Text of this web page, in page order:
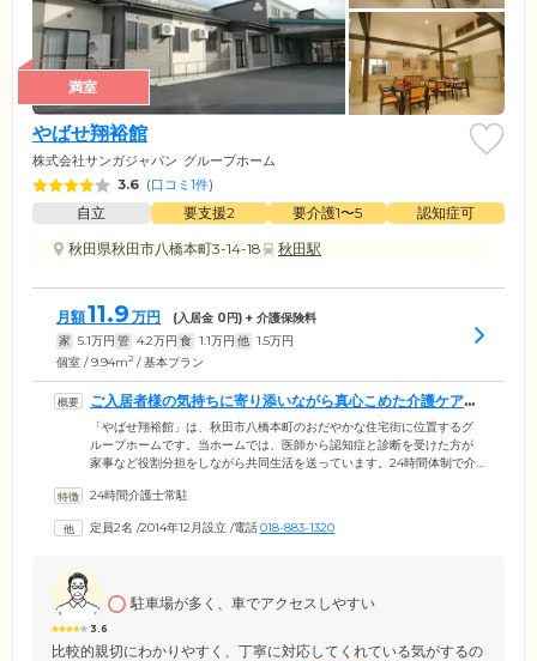
満室
やばせ翔裕館
株式会社サンガジャパン グループホーム
3.6 (口コミ1件)
自立 要支援2 要介護1〜5
認知症可
秋田県秋田市八橋本町3-14-18
秋田駅
月額11.9 万円 (入居金 0円) + 介護保険料
家 5.1万円 管 4.2万円 食 1.1万円 他 1.5万円
個室 / 9.94m2 / 基本プラン
ご入居者様の気持ちに寄り添いながら真心こめた介護ケアを
お届けします
「やばせ翔裕館」は、秋田市八橋本町のおだやかな住宅街に位置するグ
ループホームです。当ホームでは、医師から認知症と診断を受けた方が
家事など役割分担をしながら共同生活を送っています。24時間体制で介
しています、また、日中は看護師が常駐しており、日々のバイタルチェ
力医療機関とも連携が取れており、安心して生活が送れます。当ホーム
24時間介護士常駐
定員2名 /2014年12月設立 /電話018-883-1320
3.6
駐車場が多く、車でアクセスしやすい
比較的親切にわかりやすく、丁寧に対応してくれている気がするの